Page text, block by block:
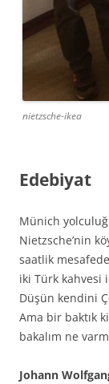
nietzsche-ikea
Edebiyat
Münich
Nietzsche’nin
saatlik
iki Türk kahvesi
Düşün kendini
Ama bir baktık
bakalım ne
Johann